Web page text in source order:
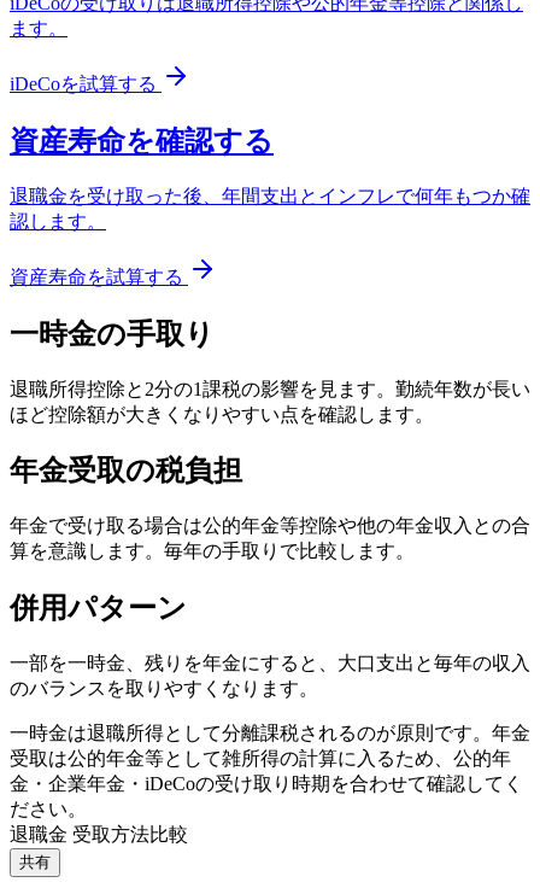
ます。
iDeCoを試算する
資産寿命を確認する
退職金を受け取った後、年間支出とインフレで何年もつか確
認します。
資産寿命を試算する
一時金の手取り
退職所得控除と2分の1課税の影響を見ます。勤続年数が長い
ほど控除額が大きくなりやすい点を確認します。
年金受取の税負担
年金で受け取る場合は公的年金等控除や他の年金収入との合
算を意識します。毎年の手取りで比較します。
併用パターン
一部を一時金、残りを年金にすると、大口支出と毎年の収入
のバランスを取りやすくなります。
一時金は退職所得として分離課税されるのが原則です。年金
受取は公的年金等として雑所得の計算に入るため、公的年
金・企業年金・iDeCoの受け取り時期を合わせて確認してく
ださい。
退職金 受取方法比較
共有